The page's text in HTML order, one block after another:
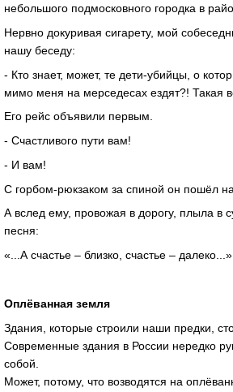
небольшого подмосковного городка в
Нервно докуривая сигарету, мой
нашу беседу:
- Кто знает, может, те дети-убийцы, о
мимо меня на мерседесах ездят?! Такая
Его рейс объявили первым.
- Счастливого пути вам!
- И вам!
С горбом-рюкзаком за спиной он пошёл на
А вслед ему, провожая в дорогу, плыла в
песня:
«...А счастье – близко, счастье –
Оплёванная земля
Здания, которые строили наши предки,
Современные здания в России нередко
собой.
Может, потому, что возводятся на